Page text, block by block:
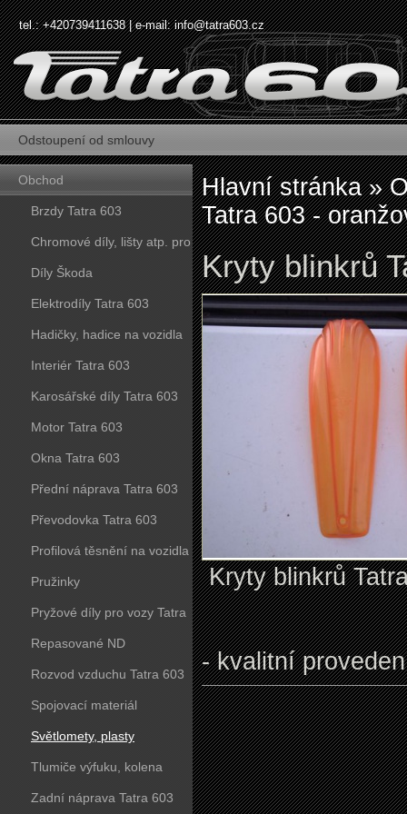
tel.: +420739411638 | e-mail:info@tatra603.cz
Odstoupení od smlouvy
Obchod
Brzdy Tatra 603
Chromové díly, lišty atp. pro
vozy Tatra 603
Díly Škoda
Elektrodíly Tatra 603
Hadičky, hadice na vozidla
Tatra 603
Interiér Tatra 603
Karosářské díly Tatra 603
Motor Tatra 603
Okna Tatra 603
Přední náprava Tatra 603
Převodovka Tatra 603
Profilová těsnění na vozidla
Tatra 603
Pružinky
Pryžové díly pro vozy Tatra
603
Repasované ND
Rozvod vzduchu Tatra 603
Spojovací materiál
Světlomety, plasty
Tlumiče výfuku, kolena
Zadní náprava Tatra 603
Hlavní stránka»
Tatra 603 -
Kryty blinkrů
Kryty blinkrů
- kvalitní